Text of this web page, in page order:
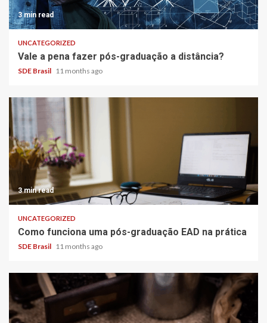
3 min read
UNCATEGORIZED
Vale a pena fazer pós-graduação a distância?
SDE Brasil 11 months ago
3 min read
UNCATEGORIZED
Como funciona uma pós-graduação EAD na prática
SDE Brasil 11 months ago